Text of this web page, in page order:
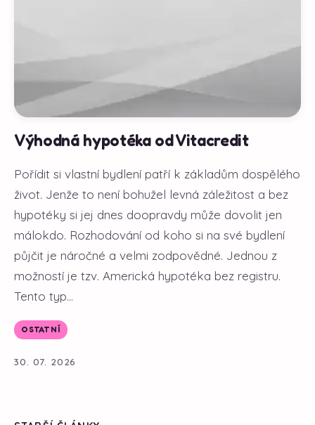
Výhodná hypotéka od Vitacredit
Pořídit si vlastní bydlení patří k základům dospělého
život. Jenže to není bohužel levná záležitost a bez
hypotéky si jej dnes doopravdy může dovolit jen
málokdo. Rozhodování od koho si na své bydlení
půjčit je náročné a velmi zodpovědné. Jednou z
možností je tzv. Americká hypotéka bez registru.
Tento typ...
OSTATNÍ
30. 07. 2026